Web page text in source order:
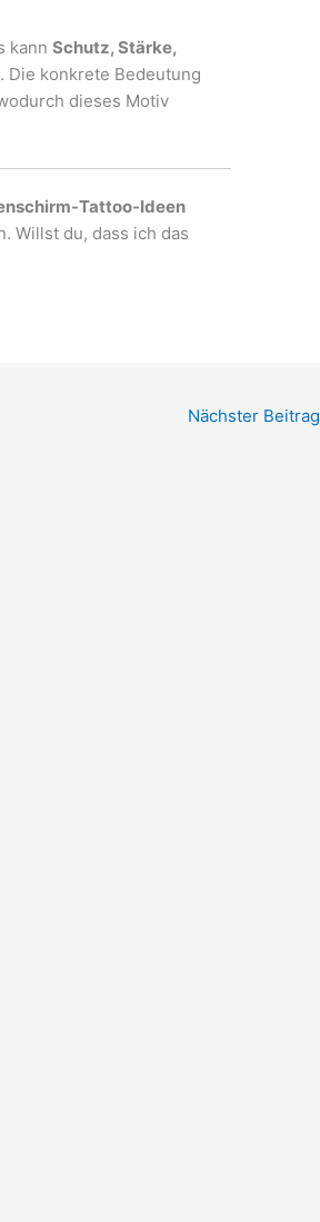
kannSchutz, Stärke,
Die konkrete Bedeutung
dieses Motiv
Tattoo-Ideen
Willst du, dass ich das
Nächster Beitrag